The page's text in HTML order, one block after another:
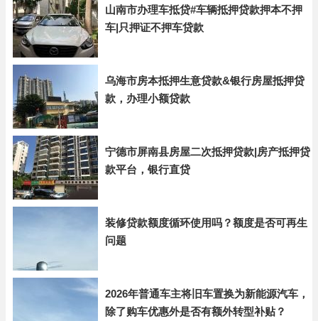
山南市办理车抵贷#车辆抵押贷款押本不押
车|只押证不押车贷款
乌海市房本抵押生意贷款&银行房屋抵押贷
款，办理小额贷款
宁德市屏南县房屋二次抵押贷款|房产抵押贷
款平台，银行直贷
装修贷款额度循环使用吗？额度是否可再生
问题
2026年普通车主将旧车置换为新能源汽车，
除了购车优惠外是否有额外转型补贴？